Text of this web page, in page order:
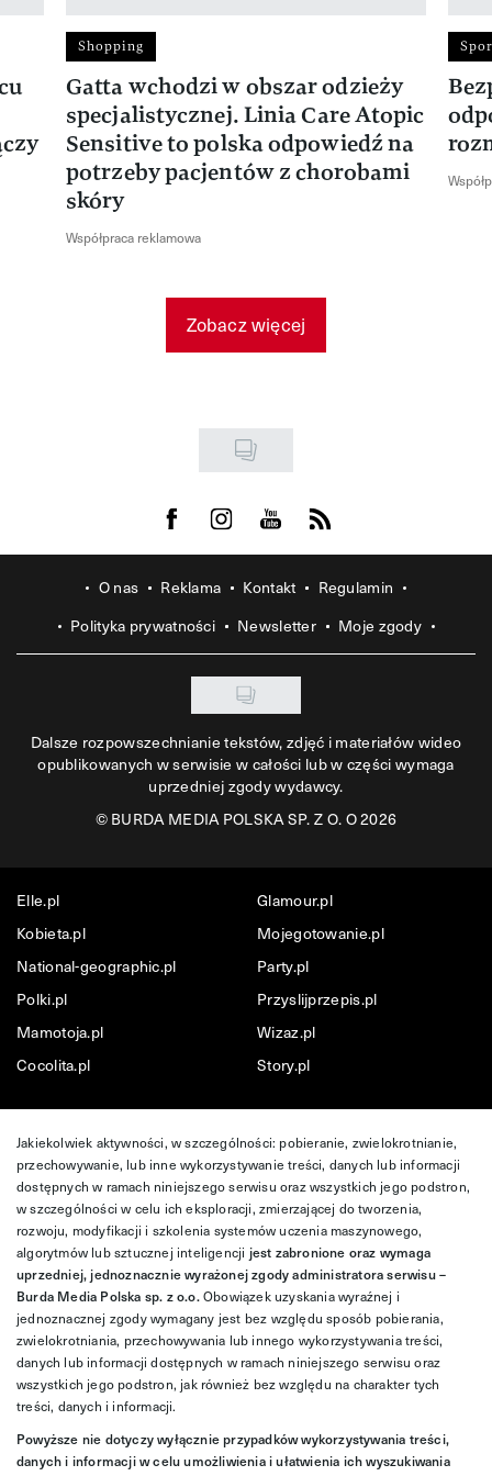
Shopping
Gatta wchodzi w obszar odzieży
specjalistycznej. Linia Care Atopic
Sensitive to polska odpowiedź na
potrzeby pacjentów z chorobami
skóry
Współpraca reklamowa
Zobacz więcej
Visit us on Facebook
Visit us on Instagram
Visit us on Youtube
Visit us on Rss
O nas Reklama Kontakt
Regulamin
Polityka prywatności
Newsletter Moje zgody
Dalsze rozpowszechnianie tekstów, zdjęć i materiałów wideo
opublikowanych w serwisie w całości lub w części wymaga
uprzedniej zgody wydawcy.
©BURDA MEDIA POLSKA SP. Z O. O 2026
Elle.pl
Glamour.pl
Kobieta.pl
Mojegotowanie.pl
National-geographic.pl
Party.pl
Polki.pl
Przyslijprzepis.pl
Mamotoja.pl
Wizaz.pl
Cocolita.pl
Story.pl
Jakiekolwiek aktywności, w szczególności: pobieranie, zwielokrotnianie,
przechowywanie, lub inne wykorzystywanie treści, danych lub informacji
dostępnych w ramach niniejszego serwisu oraz wszystkich jego podstron,
w szczególności w celu ich eksploracji, zmierzającej do tworzenia,
rozwoju, modyfikacji i szkolenia systemów uczenia maszynowego,
algorytmów lub sztucznej inteligencji jest zabronione oraz wymaga
uprzedniej, jednoznacznie wyrażonej zgody administratora serwisu –
Burda Media Polska sp. z o.o.Obowiązek uzyskania wyraźnej i
jednoznacznej zgody wymagany jest bez względu sposób pobierania,
zwielokrotniania, przechowywania lub innego wykorzystywania treści,
danych lub informacji dostępnych w ramach niniejszego serwisu oraz
wszystkich jego podstron, jak również bez względu na charakter tych
treści, danych i informacji.
Powyższe nie dotyczy wyłącznie przypadków wykorzystywania treści,
danych i informacji w celu umożliwienia i ułatwienia ich wyszukiwania